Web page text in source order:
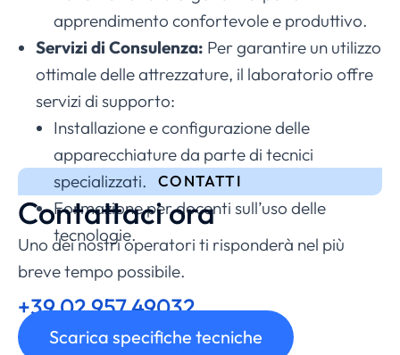
apprendimento confortevole e produttivo.
Servizi di Consulenza: Per garantire un utilizzo
ottimale delle attrezzature, il laboratorio offre
servizi di supporto:
Installazione e configurazione delle
apparecchiature da parte di tecnici
specializzati.
Formazione per docenti sull’uso delle
tecnologie.
Scarica specifiche tecniche
CONTATTI
Contattaci ora
Uno dei nostri operatori ti risponderà nel più
breve tempo possibile.
+39 02 957 49032
Chiamaci